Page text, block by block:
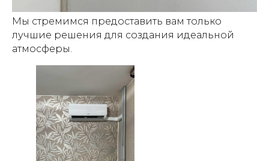
Мы стремимся предоставить вам только
лучшие решения для создания идеальной
атмосферы.